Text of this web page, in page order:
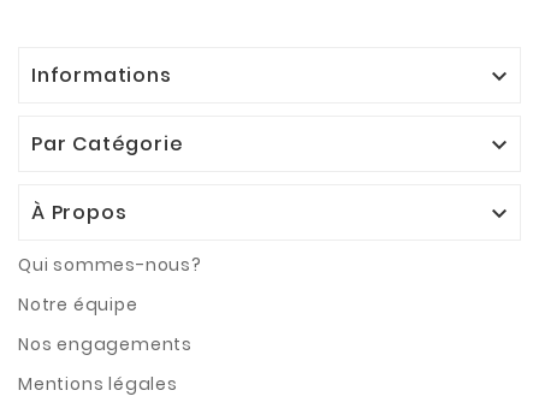
Informations 
Par Catégorie 
À Propos 
Qui sommes-nous?
Notre équipe
Nos engagements
Mentions légales